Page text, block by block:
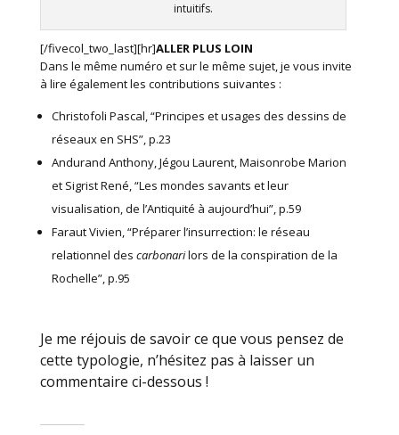
intuitifs.
[/fivecol_two_last][hr]ALLER PLUS LOIN
Dans le même numéro et sur le même sujet, je vous invite
à lire également les contributions suivantes :
Christofoli Pascal, “Principes et usages des dessins de
réseaux en SHS”, p.23
Andurand Anthony, Jégou Laurent, Maisonrobe Marion
et Sigrist René, “Les mondes savants et leur
visualisation, de l’Antiquité à aujourd’hui”, p.59
Faraut Vivien, “Préparer l’insurrection: le réseau
relationnel des carbonarilors de la conspiration de la
Rochelle”, p.95
Je me réjouis de savoir ce que vous pensez de
cette typologie, n’hésitez pas à laisser un
commentaire ci-dessous !